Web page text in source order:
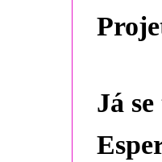
Já